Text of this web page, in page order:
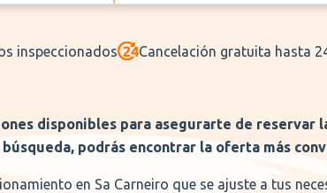
inspeccionados Cancelación gratuita hasta
disponibles para asegurarte de reservar
podrás encontrar la oferta más
en Sa Carneiro que se ajuste a tus